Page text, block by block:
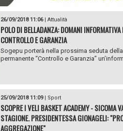
26/09/2018 11:06| Attualità
POLO DI BELLADANZA: DOMANI
CONTROLLO E GARANZIA
Sogepu porterà nella prossima seduta
permanente “Controllo e Garanzia”
25/09/2018 11:09| Sport
SCOPRE I VELI BASKET ACADEMY - SICOMA
STAGIONE. PRESIDENTESSA GIONAGELI:
AGGREGAZIONE"